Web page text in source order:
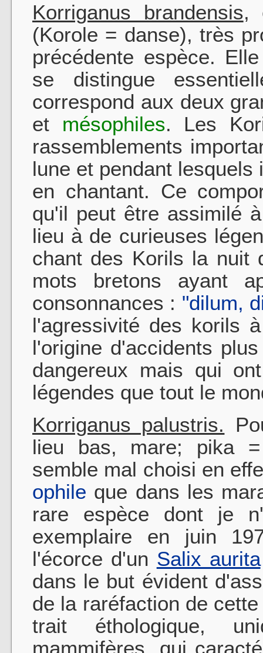
Korriganus brandensis,
(Korole = danse), très
précédente espèce.
se distin­gue
correspond aux deux
et mésophiles. Les
rassemblements
lune et pendant
en chantant. Ce
qu'il peut être assimilé
lieu à de curieuses
chant des Korils la nuit
mots bretons ayant
consonnances : "dilum,
l'agressivité des korils
l'origine d'ac­cidents
dangereux mais qui
légendes que tout le
Korriganus palustris.
lieu bas, mare; pika
semble mal choisi en
ophile que dans les
rare espèce dont je
exemplaire en juin
l'écorce d'un Salix aurita
dans le but évident
de la raréfaction de
trait éthologique,
mammifères, qui